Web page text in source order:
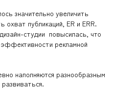
значительно увеличить
охват публикаций, ER и ERR.
студии повысилась, что
эффективности рекламной
наполняются разнообразным